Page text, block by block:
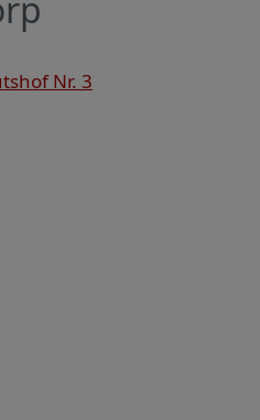
Nr. 3